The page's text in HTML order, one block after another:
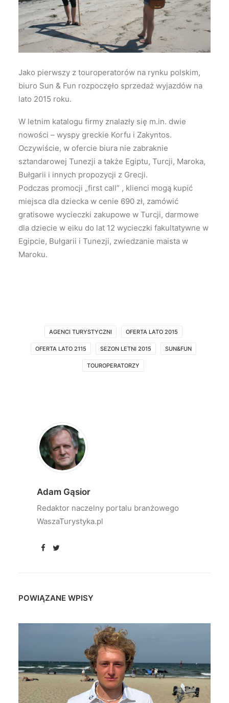
Wyszukiwanie
Jako pierwszy z touroperatorów na rynku polskim,
biuro Sun & Fun rozpoczęło sprzedaż wyjazdów na
lato 2015 roku.
W letnim katalogu firmy znalazły się m.in. dwie
nowości – wyspy greckie Korfu i Zakyntos.
Oczywiście, w ofercie biura nie zabraknie
sztandarowej Tunezji a także Egiptu, Turcji, Maroka,
Bułgarii i innych propozycji z Grecji.
Podczas promocji „first call” , klienci mogą kupić
miejsca dla dziecka w cenie 690 zł, zamówić
gratisowe wycieczki zakupowe w Turcji, darmowe
dla dziecie w eiku do lat 12 wycieczki fakultatywne w
Egipcie, Bułgarii i Tunezji, zwiedzanie maista w
Maroku.
AGENCI TURYSTYCZNI OFERTA LATO 2015
OFERTA LATO 2115 SEZON LETNI 2015 SUN&FUN
TOUROPERATORZY
Adam Gąsior
Redaktor naczelny portalu branżowego
WaszaTurystyka.pl
POWIĄZANE WPISY